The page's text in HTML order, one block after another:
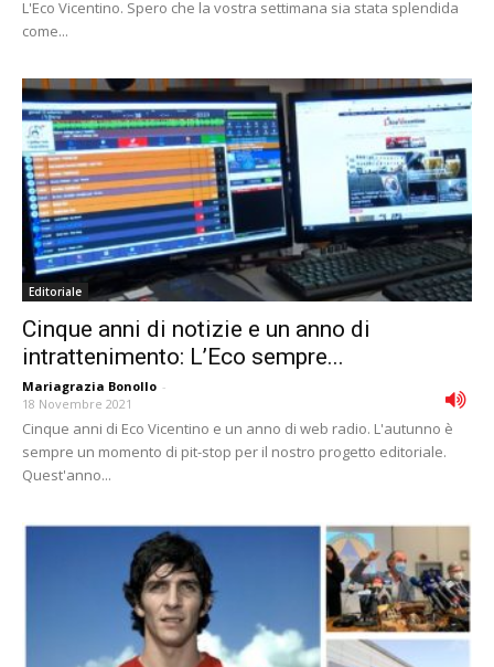
L'Eco Vicentino. Spero che la vostra settimana sia stata splendida
come...
Editoriale
Cinque anni di notizie e un anno di
intrattenimento: L’Eco sempre...
Mariagrazia Bonollo -
18 Novembre 2021
Cinque anni di Eco Vicentino e un anno di web radio. L'autunno è
sempre un momento di pit-stop per il nostro progetto editoriale.
Quest'anno...